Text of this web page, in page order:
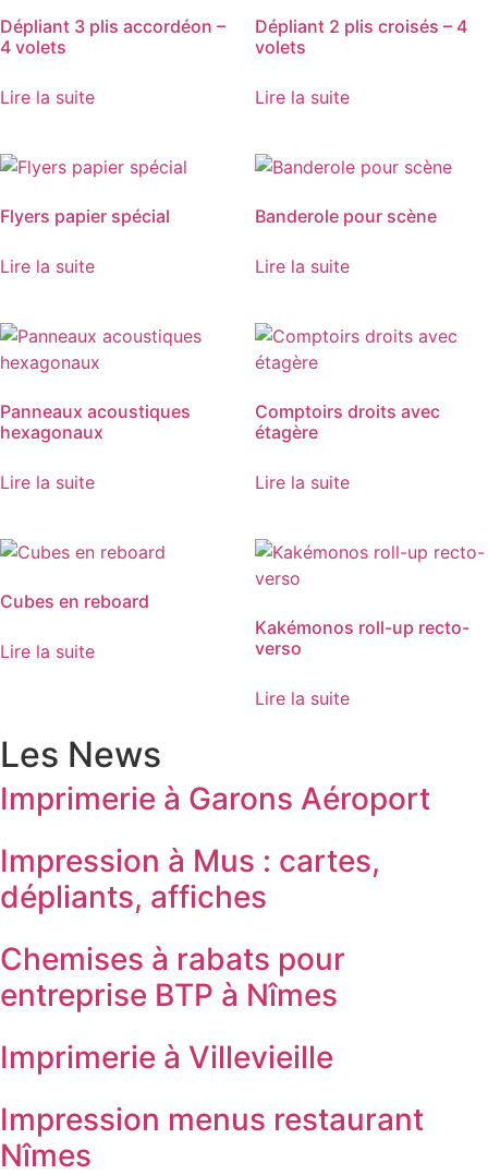
Dépliant 3 plis accordéon –
4 volets
Lire la suite
Dépliant 2 plis croisés – 4
volets
Lire la suite
Flyers papier spécial
Lire la suite
Banderole pour scène
Lire la suite
Panneaux acoustiques
hexagonaux
Lire la suite
Comptoirs droits avec
étagère
Lire la suite
Cubes en reboard
Lire la suite
Kakémonos roll-up recto-
verso
Lire la suite
Les News
Imprimerie à Garons Aéroport
Impression à Mus : cartes,
dépliants, affiches
Chemises à rabats pour
entreprise BTP à Nîmes
Imprimerie à Villevieille
Impression menus restaurant
Nîmes